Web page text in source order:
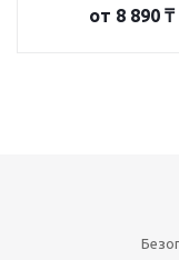
от 8 890 ₸